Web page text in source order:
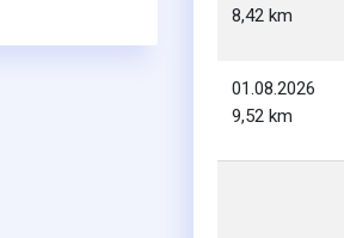
8,42 km
01.08.2026
9,52 km